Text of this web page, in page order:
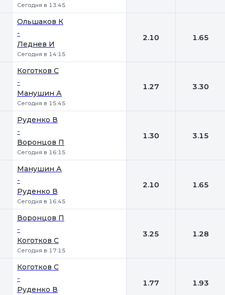
Сегодня в 13:45
Ольшаков К
-
Леднев И
Сегодня в 14:15
2.10 1.65
Коготков С
-
Манушин А
Сегодня в 15:45
1.27 3.30
Руденко В
-
Воронцов П
Сегодня в 16:15
1.30 3.15
Манушин А
-
Руденко В
Сегодня в 16:45
2.10 1.65
Воронцов П
-
Коготков С
Сегодня в 17:15
3.25 1.28
Коготков С
-
Руденко В
1.77 1.93